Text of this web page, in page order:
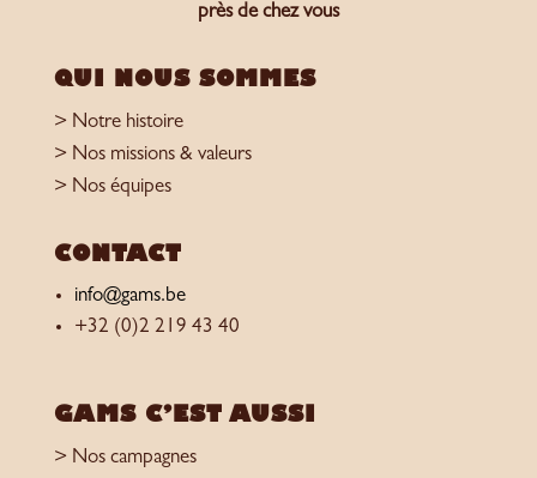
près de chez vous
QUI NOUS SOMMES
> Notre histoire
> Nos missions & valeurs
> Nos équipes
CONTACT
info@gams.be
+32 (0)2 219 43 40
GAMS C’EST AUSSI
> Nos campagnes